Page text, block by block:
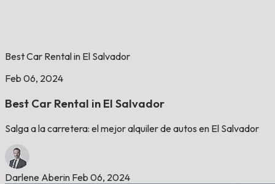
Best Car Rental in El Salvador
Feb 06, 2024
Best Car Rental in El Salvador
Salga a la carretera: el mejor alquiler de autos en El Salvador
Darlene Aberin Feb 06, 2024